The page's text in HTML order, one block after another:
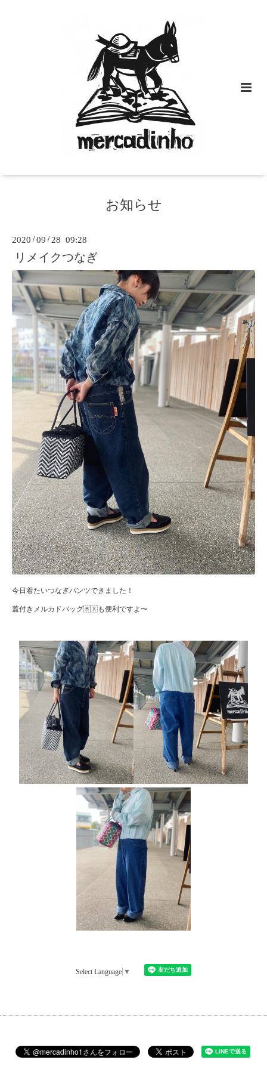
お知らせ
2020 /09 / 28 09:28
リメイクつなぎ
今日着たいつなぎパンツできました！
蓋付きメルカドバッグ🇲🇽も便利ですよ〜
Select Language ▼